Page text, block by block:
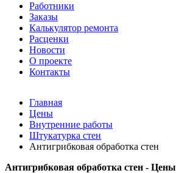
Работники
Заказы
Калькулятор ремонта
Расценки
Новости
О проекте
Контакты
Главная
Цены
Внутренние работы
Штукатурка стен
Антигрибковая обработка стен
Антигрибковая обработка стен - Цены